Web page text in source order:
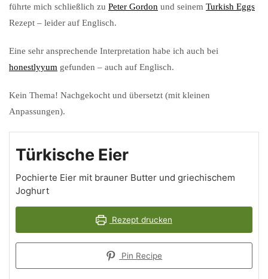
führte mich schließlich zu Peter Gordon und seinem Turkish Eggs
Rezept – leider auf Englisch.
Eine sehr ansprechende Interpretation habe ich auch bei
honestlyyum gefunden – auch auf Englisch.
Kein Thema! Nachgekocht und übersetzt (mit kleinen
Anpassungen).
Türkische Eier
Pochierte Eier mit brauner Butter und griechischem
Joghurt
Rezept drucken
Pin Recipe